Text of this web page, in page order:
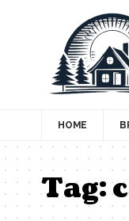
HOME
Tag: